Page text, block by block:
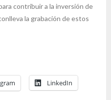
contribuir a la inversión de
la grabación de estos
LinkedIn